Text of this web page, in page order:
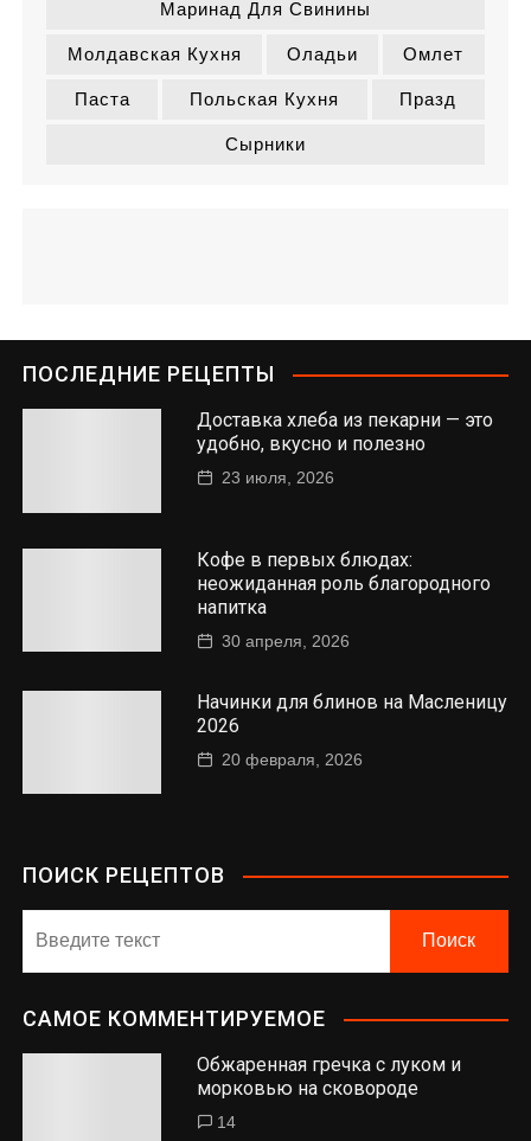
Маринад Для Свинины
Молдавская Кухня Оладьи Омлет
Паста Польская Кухня Празд
Сырники
ПОСЛЕДНИЕ РЕЦЕПТЫ
Доставка хлеба из пекарни — это
удобно, вкусно и полезно
23 июля, 2026
Кофе в первых блюдах:
неожиданная роль благородного
напитка
30 апреля, 2026
Начинки для блинов на Масленицу
2026
20 февраля, 2026
ПОИСК РЕЦЕПТОВ
САМОЕ КОММЕНТИРУЕМОЕ
Обжаренная гречка с луком и
морковью на сковороде
14